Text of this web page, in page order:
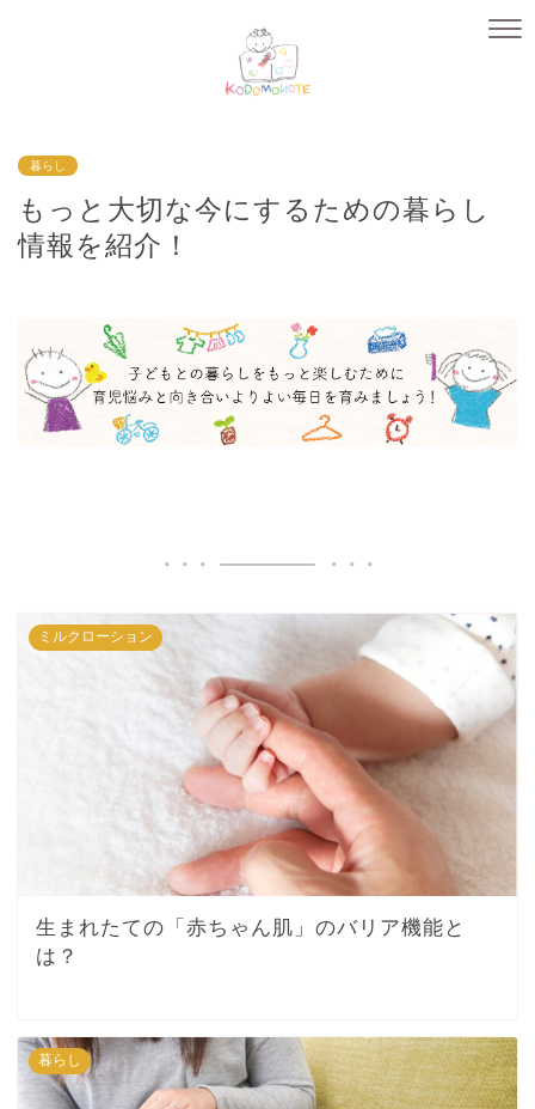
暮らし
もっと大切な今にするための暮らし
情報を紹介！
ミルクローション
生まれたての「赤ちゃん肌」のバリア機能と
は？
暮らし